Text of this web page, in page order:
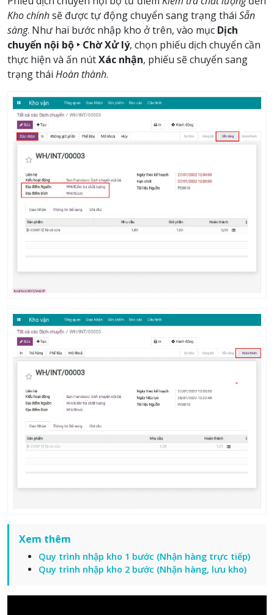
Kho chínhsẽ được tự động chuyển sang trạng thái Sẵn
sàng. Như hai bước nhập kho ở trên, vào mục Dịch
chuyển nội bộ ‣ Chờ Xử lý, chọn phiếu dịch chuyển cần
thực hiện và ấn nútXác nhận, phiếu sẽ chuyển sang
trạng thái Hoàn thành.
Xem thêm
Quy trình nhập kho 1 bước (Nhận hàng trực tiếp)
Quy trình nhập kho 2 bước (Nhận hàng, lưu kho)